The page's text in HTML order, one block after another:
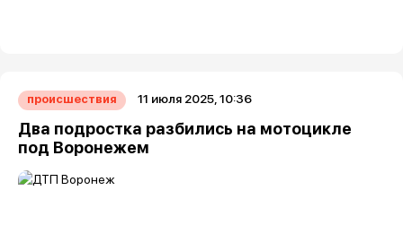
происшествия 11 июля 2025, 10:36
Два подростка разбились на мотоцикле
под Воронежем